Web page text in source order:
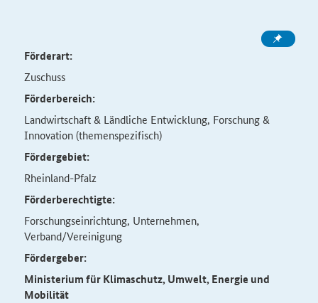
Förderart:
Zuschuss
Förderbereich:
Landwirtschaft & Ländliche Entwicklung, Forschung &
Innovation (themenspezifisch)
Fördergebiet:
Rheinland-Pfalz
Förderberechtigte:
Forschungseinrichtung, Unternehmen,
Verband/Vereinigung
Fördergeber:
Ministerium für Klimaschutz, Umwelt, Energie und
Mobilität